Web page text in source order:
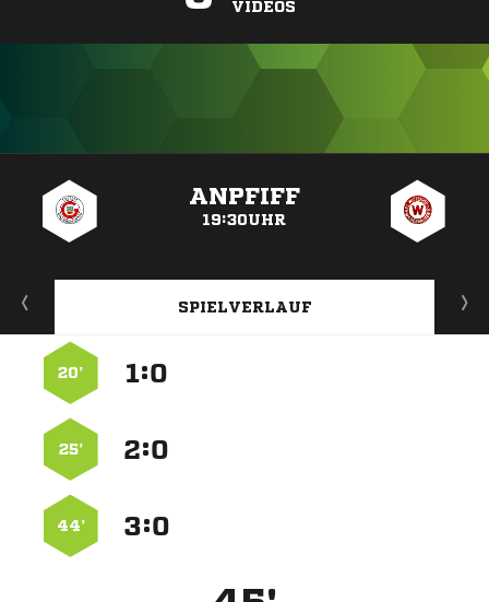
VIDEOS
ANPFIFF
19:30UHR
SPIELVERLAUF
:
20’
:
25’
:
44’